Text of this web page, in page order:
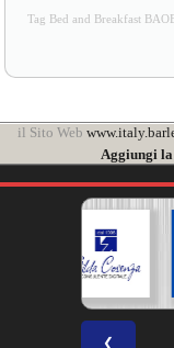
Tag Bed and Breakfast
il Sito Web
Aggiungi
❮